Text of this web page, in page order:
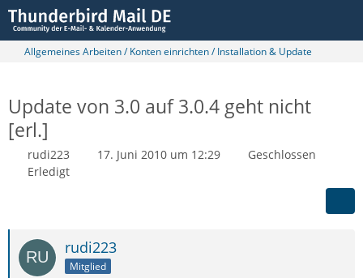
Allgemeines Arbeiten / Konten einrichten / Installation & Update
Update von 3.0 auf 3.0.4 geht nicht
[erl.]
rudi223 17. Juni 2010 um 12:29
Geschlossen
Erledigt
rudi223
Mitglied